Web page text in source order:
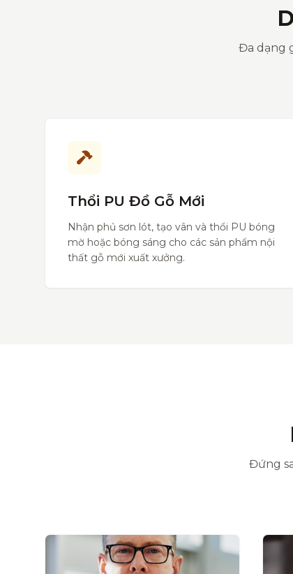
Đa dạng
Thổi PU Đồ Gỗ Mới
Nhận phủ sơn lót, tạo vân và thổi PU bóng
mờ hoặc bóng sáng cho các sản phẩm nội
thất gỗ mới xuất xưởng.
Đứng